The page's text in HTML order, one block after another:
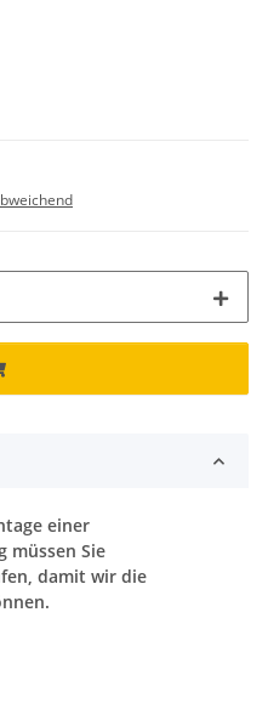
einer
müssen Sie
damit wir die